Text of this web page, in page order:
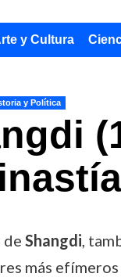
y Cultura
y Política
de Shangdi,
más